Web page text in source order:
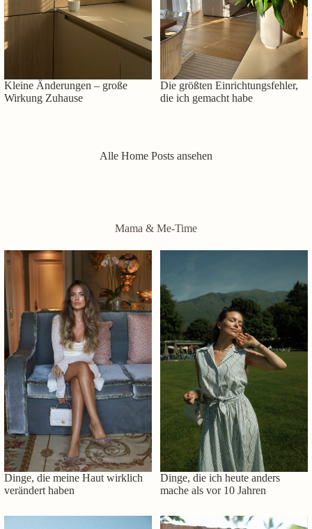
Kleine Änderungen – große
Wirkung Zuhause
Die größten Einrichtungsfehler,
die ich gemacht habe
Alle Home Posts ansehen
Mama & Me-Time
Dinge, die meine Haut wirklich
verändert haben
Dinge, die ich heute anders
mache als vor 10 Jahren